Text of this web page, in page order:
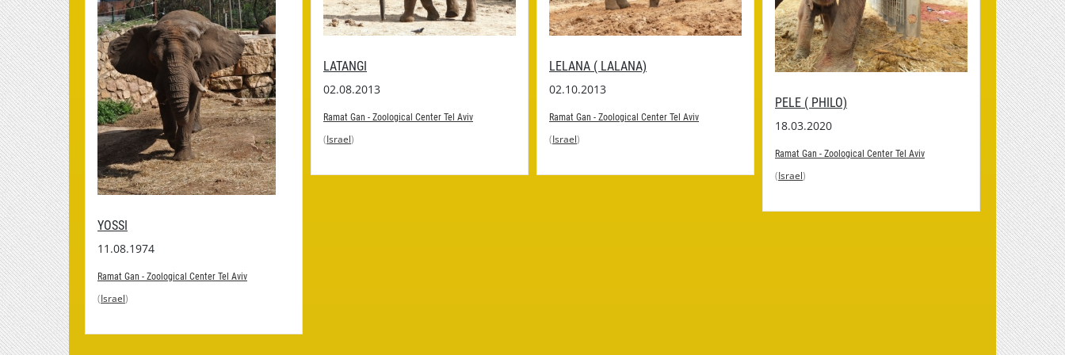
Aviv
YOSSI
11.08.1974
Ramat Gan - Zoological Center Tel Aviv
(Israel)
LATANGI
02.08.2013
Ramat Gan - Zoological Center Tel Aviv
(Israel)
LELANA ( LALANA)
02.10.2013
Ramat Gan - Zoological Center Tel Aviv
(Israel)
PELE ( PHILO)
18.03.2020
Ramat Gan - Zoological Center Tel Aviv
(Israel)